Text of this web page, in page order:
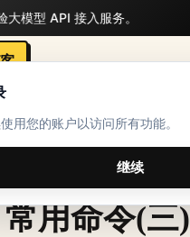
用您的账户以访问所有功能。
继续
模型 API 接入服务。
他技术>Linux
用命令(三)